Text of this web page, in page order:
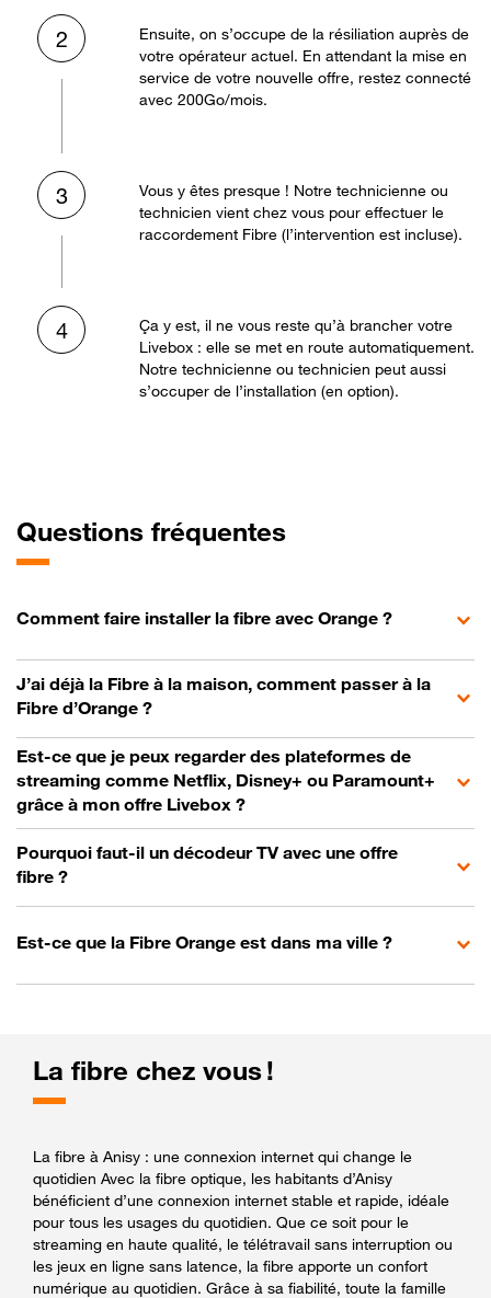
2
Ensuite, on s’occupe de la résiliation auprès de
votre opérateur actuel. En attendant la mise en
service de votre nouvelle offre, restez connecté
avec 200Go/mois.
3
Vous y êtes presque ! Notre technicienne ou
technicien vient chez vous pour effectuer le
raccordement Fibre (l’intervention est incluse).
4
Ça y est, il ne vous reste qu’à brancher votre
Livebox : elle se met en route automatiquement.
Notre technicienne ou technicien peut aussi
s’occuper de l’installation (en option).
Questions fréquentes
Comment faire installer la fibre avec Orange ?
J’ai déjà la Fibre à la maison, comment passer à la
Fibre d’Orange ?
Est-ce que je peux regarder des plateformes de
streaming comme Netflix, Disney+ ou Paramount+
grâce à mon offre Livebox ?
Pourquoi faut-il un décodeur TV avec une offre
fibre ?
Est-ce que la Fibre Orange est dans ma ville ?
La fibre chez vous !
La fibre à Anisy : une connexion internet qui change le
quotidien Avec la fibre optique, les habitants d’Anisy
bénéficient d’une connexion internet stable et rapide, idéale
pour tous les usages du quotidien. Que ce soit pour le
streaming en haute qualité, le télétravail sans interruption ou
les jeux en ligne sans latence, la fibre apporte un confort
numérique au quotidien. Grâce à sa fiabilité, toute la famille